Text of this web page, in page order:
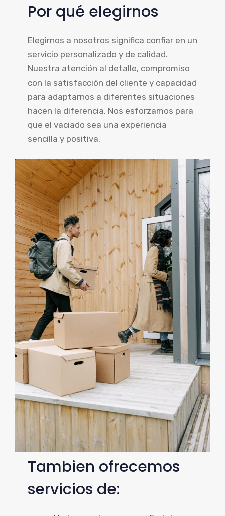
Por qué elegirnos
Elegirnos a nosotros significa confiar en un
servicio personalizado y de calidad.
Nuestra atención al detalle, compromiso
con la satisfacción del cliente y capacidad
para adaptarnos a diferentes situaciones
hacen la diferencia. Nos esforzamos para
que el vaciado sea una experiencia
sencilla y positiva.
Tambien ofrecemos
servicios de: